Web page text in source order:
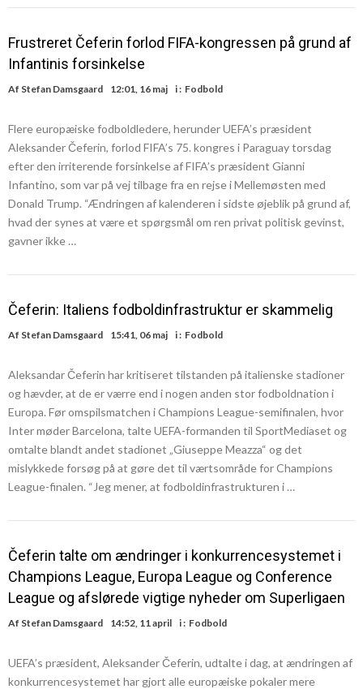
Frustreret Čeferin forlod FIFA-kongressen på grund af
Infantinis forsinkelse
Af Stefan Damsgaard 12:01, 16 maj i : Fodbold
Flere europæiske fodboldledere, herunder UEFA’s præsident
Aleksander Čeferin, forlod FIFA’s 75. kongres i Paraguay torsdag
efter den irriterende forsinkelse af FIFA’s præsident Gianni
Infantino, som var på vej tilbage fra en rejse i Mellemøsten med
Donald Trump. “Ændringen af kalenderen i sidste øjeblik på grund af,
hvad der synes at være et spørgsmål om ren privat politisk gevinst,
gavner ikke …
Čeferin: Italiens fodboldinfrastruktur er skammelig
Af Stefan Damsgaard 15:41, 06 maj i : Fodbold
Aleksandar Čeferin har kritiseret tilstanden på italienske stadioner
og hævder, at de er værre end i nogen anden stor fodboldnation i
Europa. Før omspilsmatchen i Champions League-semifinalen, hvor
Inter møder Barcelona, talte UEFA-formanden til SportMediaset og
omtalte blandt andet stadionet „Giuseppe Meazza“ og det
mislykkede forsøg på at gøre det til værtsområde for Champions
League-finalen. “Jeg mener, at fodboldinfrastrukturen i …
Čeferin talte om ændringer i konkurrencesystemet i
Champions League, Europa League og Conference
League og afslørede vigtige nyheder om Superligaen
Af Stefan Damsgaard 14:52, 11 april i : Fodbold
UEFA’s præsident, Aleksander Čeferin, udtalte i dag, at ændringen af
konkurrencesystemet har gjort alle europæiske pokaler mere